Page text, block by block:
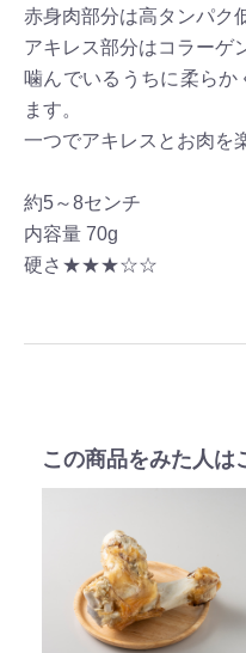
赤身肉部分は高タンパク
アキレス部分はコラーゲ
噛んでいるうちに柔らか
ます。
一つでアキレスとお肉を
約5～8センチ
内容量 70g
硬さ★★★☆☆
この商品をみた人は